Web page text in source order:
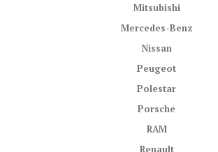
Mitsubishi
Mercedes-Benz
Nissan
Peugeot
Polestar
Porsche
RAM
Renault